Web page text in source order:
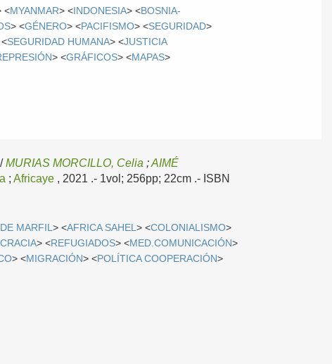
<MYANMAR> < INDONESIA> <BOSNIA-
> <GÉNERO> <PACIFISMO> <SEGURIDAD>
SEGURIDAD HUMANA> <JUSTICIA
> <GRÁFICOS> <MAPAS>
/MURIAS MORCILLO, Celia ;AIMÉ
;Africaye , 2021 .- 1vol; 256pp; 22cm .- ISBN
MARFIL> <AFRICA SAHEL> <COLONIALISMO>
> <REFUGIADOS> <MED.COMUNICACIÓN>
> <MIGRACIÓN> <POLÍTICA COOPERACIÓN>